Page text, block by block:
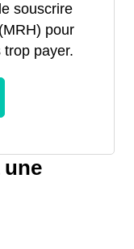
souscrire
pour
payer.